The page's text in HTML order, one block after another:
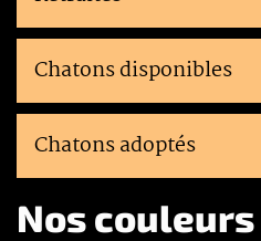
Chatons disponibles
Chatons adoptés
Nos couleurs